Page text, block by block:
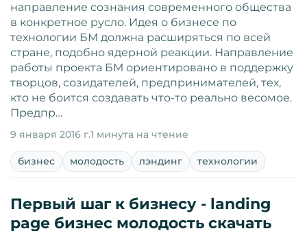
направление сознания современного общества
в конкретное русло. Идея о бизнесе по
технологии БМ должна расширяться по всей
стране, подобно ядерной реакции. Направление
работы проекта БМ ориентировано в поддержку
творцов, созидателей, предпринимателей, тех,
кто не боится создавать что-то реально весомое.
Предпр…
9 января 2016 г.1 минута на чтение
бизнес молодость лэндинг технологии
Первый шаг к бизнесу - landing
page бизнес молодость скачать